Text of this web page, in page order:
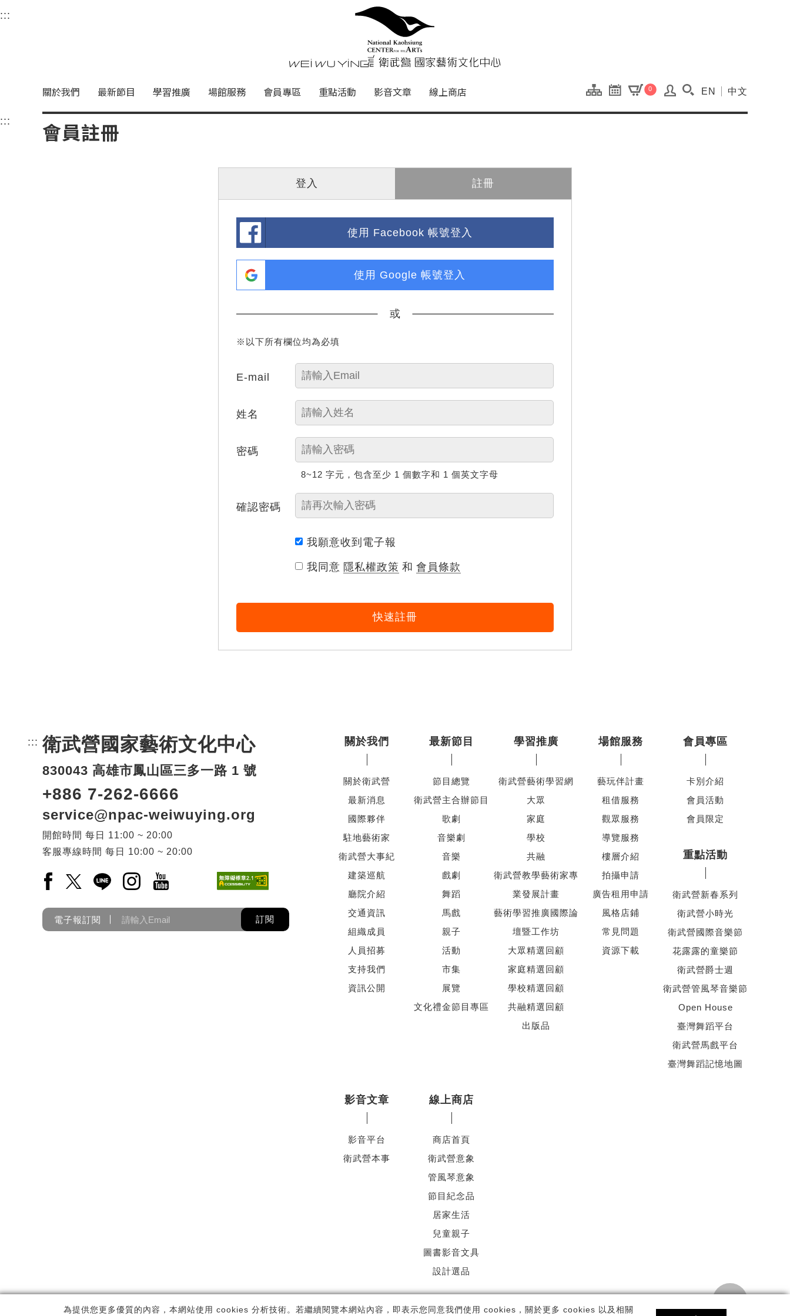
衛武營國家藝術文化中心
中央內容區塊，為本頁主要內容區。
::: 衛武營國家藝術文化中心 National
關於我們 最新節目 學習推廣 場館服務 會員專區 重點活動 影音文章 線上商店 0 搜尋(開啟搜尋視窗)
EN 中文
::: 中央內容區塊，為本頁主要內容區。
會員註冊
登入 註冊
使用 Facebook 帳號登入
使用 Google 帳號登入
或
※以下所有欄位均為必填
E-mail
姓名
密碼
8~12 字元，包含至少 1 個數字和 1 個英文字母
確認密碼
我願意收到電子報
我同意 隱私權政策 和 會員條款
快速註冊
為提供您更多優質的內容，本網站使用 cookies 分析技術。若繼續閱覽本網站內容，即表示您同意我們使用 cookies，關於更多 cookies 以及相關
::: 頁尾網站資訊。
衛武營國家藝術文化中心
830043 高雄市鳳山區三多一路 1 號
+886 7-262-6666
service@npac-weiwuying.org
開館時間 每日
11:00 ~ 20:00
客服專線時間 每日 10:00 ~ 20:00
Facebook(另開新視窗)
X(另開新視窗)
LINE(另開新視窗)
Instagram(另開新視窗)
YouTube(另開新視窗)
電子報訂閱 訂閱
關於我們
關於衛武營
最新消息
國際夥伴
駐地藝術家
衛武營大事紀
建築巡航
廳院介紹
交通資訊
組織成員
人員招募
支持我們
資訊公開
最新節目
節目總覽
衛武營主合辦節目
歌劇
音樂劇
音樂
戲劇
舞蹈
馬戲
親子
活動
市集
展覽
文化禮金節目專區
學習推廣
衛武營藝術學習網
大眾
家庭
學校
共融
衛武營教學藝術家專
業發展計畫
藝術學習推廣國際論
壇暨工作坊
大眾精選回顧
家庭精選回顧
學校精選回顧
共融精選回顧
出版品
場館服務
藝玩伴計畫
租借服務
觀眾服務
導覽服務
樓層介紹
拍攝申請
廣告租用申請
風格店鋪
常見問題
資源下載
會員專區
卡別介紹
會員活動
會員限定
重點活動
衛武營新春系列
衛武營小時光
衛武營國際音樂節
花露露的童樂節
衛武營爵士週
衛武營管風琴音樂節
Open House
臺灣舞蹈平台
衛武營馬戲平台
臺灣舞蹈記憶地圖
影音文章
影音平台
衛武營本事
線上商店
商店首頁
衛武營意象
管風琴意象
節目紀念品
居家生活
兒童親子
圖書影音文具
設計選品